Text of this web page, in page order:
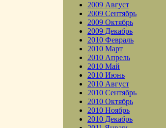
2009 Август
2009 Сентябрь
2009 Октябрь
2009 Декабрь
2010 Февраль
2010 Март
2010 Апрель
2010 Май
2010 Июнь
2010 Август
2010 Сентябрь
2010 Октябрь
2010 Ноябрь
2010 Декабрь